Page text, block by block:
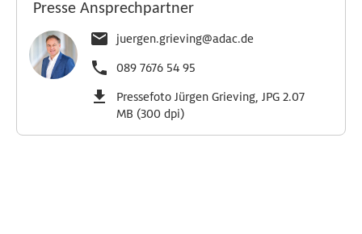
Presse Ansprechpartner
juergen.grieving@adac.de
089 7676 54 95
Pressefoto Jürgen Grieving, JPG 2.07
MB (300 dpi)